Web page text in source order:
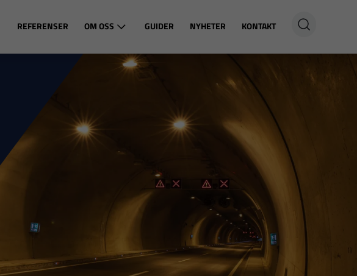
REFERENSER OM OSS GUIDER NYHETER KONTAKT